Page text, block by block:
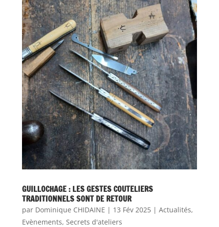
GUILLOCHAGE : LES GESTES COUTELIERS
TRADITIONNELS SONT DE RETOUR
par Dominique CHIDAINE | 13 Fév 2025| Actualités,
Evènements, Secrets d'ateliers